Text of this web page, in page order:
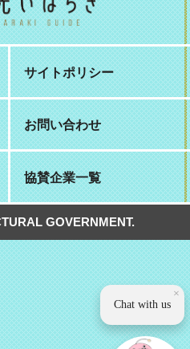
サイトポリシー
お問い合わせ
協賛企業一覧
GOVERNMENT.
×
Chat with us